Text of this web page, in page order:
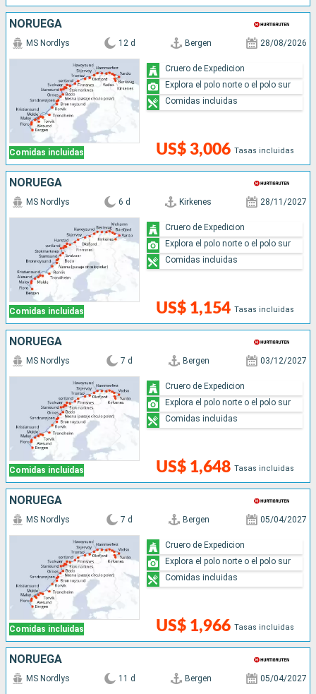
NORUEGA
Comidas incluidas
MS Nordlys 12 d Bergen 28/08/2026
US$ 3,006 Tasas incluidas
Cruero de Expedicion
Explora el polo norte o el polo sur
Comidas incluidas
NORUEGA
Comidas incluidas
MS Nordlys 6 d Kirkenes 28/11/2027
US$ 1,154 Tasas incluidas
Cruero de Expedicion
Explora el polo norte o el polo sur
Comidas incluidas
NORUEGA
Comidas incluidas
MS Nordlys 7 d Bergen 03/12/2027
US$ 1,648 Tasas incluidas
Cruero de Expedicion
Explora el polo norte o el polo sur
Comidas incluidas
NORUEGA
Comidas incluidas
MS Nordlys 7 d Bergen 05/04/2027
US$ 1,966 Tasas incluidas
Cruero de Expedicion
Explora el polo norte o el polo sur
Comidas incluidas
NORUEGA
MS Nordlys 11 d Bergen 05/04/2027